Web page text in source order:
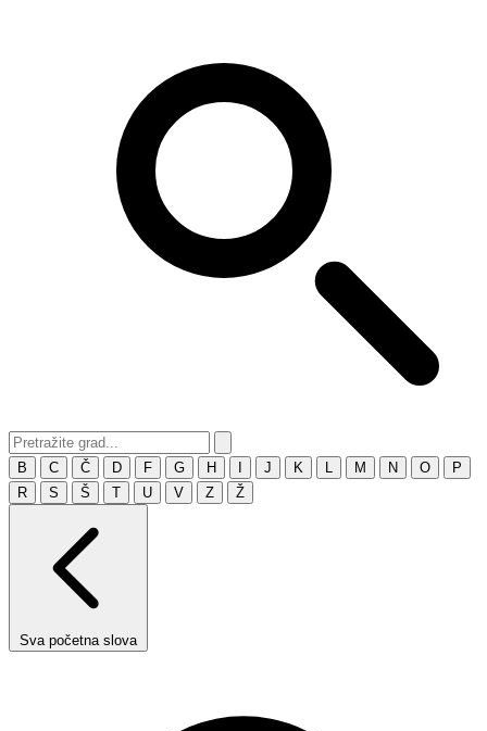
B C Č D F G H J K M N O
P
R
S Š T U V Z Ž
Sva početna slova